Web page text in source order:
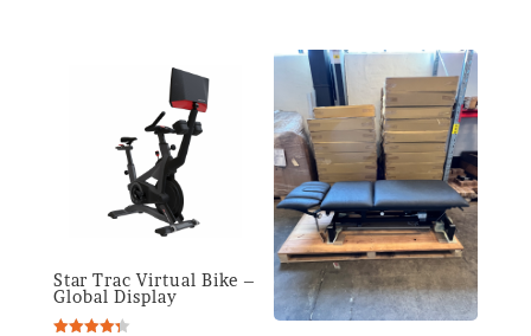
Star Trac Virtual Bike –
Global Display